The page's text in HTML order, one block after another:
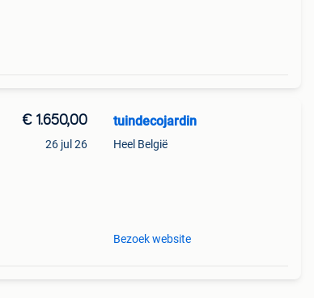
€ 1.650,00
26 jul 26
tuindecojardin
Heel België
Bezoek website